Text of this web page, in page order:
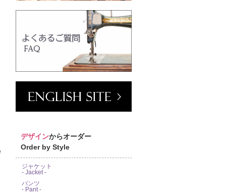
デザインからオーダー
Order by Style
ジャケット
- Jacket -
パンツ
- Pant -